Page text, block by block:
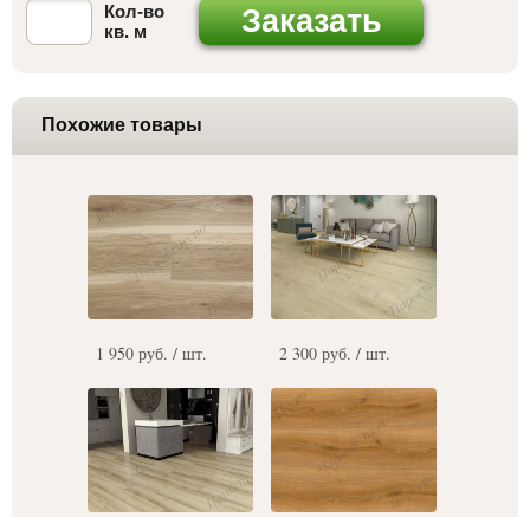
Кол-во
кв. м
Заказать
Похожие товары
1 950 руб. / шт. 2 300 руб. / шт.